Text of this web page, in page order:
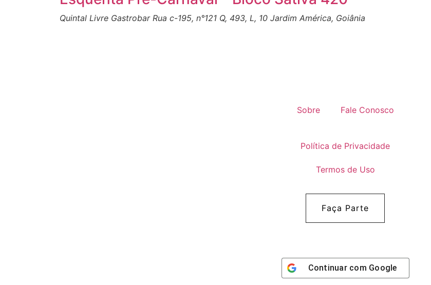
Quintal Livre Gastrobar Rua c-195, n°121 Q, 493, L, 10 Jardim América, Goiânia
Sobre Fale Conosco
Política de Privacidade
Termos de Uso
Faça Parte
Continuar com Google